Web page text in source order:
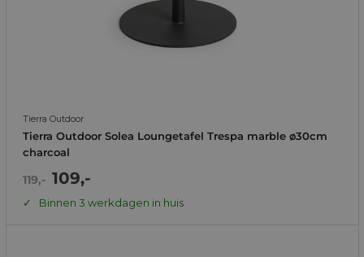
Tierra Outdoor
Tierra Outdoor Solea Loungetafel Trespa marble ø30cm
charcoal
Normale
prijs
119,- Actie
prijs
109,-
Binnen 3 werkdagen in huis